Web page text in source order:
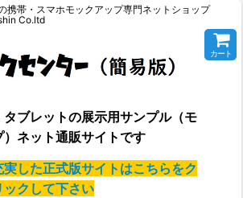
携帯・スマホモックアップ専門ネットショップ
Co.ltd
ブレットの展示用サンプル（モ
）ネット通販サイトです
した正式版サイトはこちらをク
ックして下さい
カート